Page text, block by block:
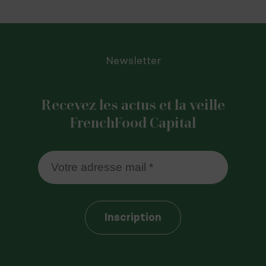
Newsletter
Recevez les actus et la veille
FrenchFood Capital
Inscription